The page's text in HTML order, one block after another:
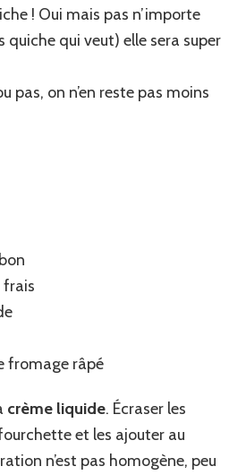
! Oui mais pas n’importe
quiche qui veut) elle sera super
pas, on n’en reste pas moins
frais
fromage râpé
crème liquide. Écraser les
et les ajouter au
n’est pas homogène, peu